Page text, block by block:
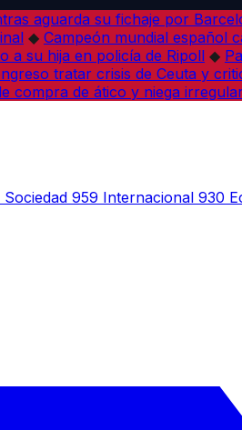
aguarda su fichaje por
◆ Campeón mundial español
a su hija en policía de Ripoll ◆
tratar crisis de Ceuta y
compra de ático y niega
Sociedad 959 Internacional 930